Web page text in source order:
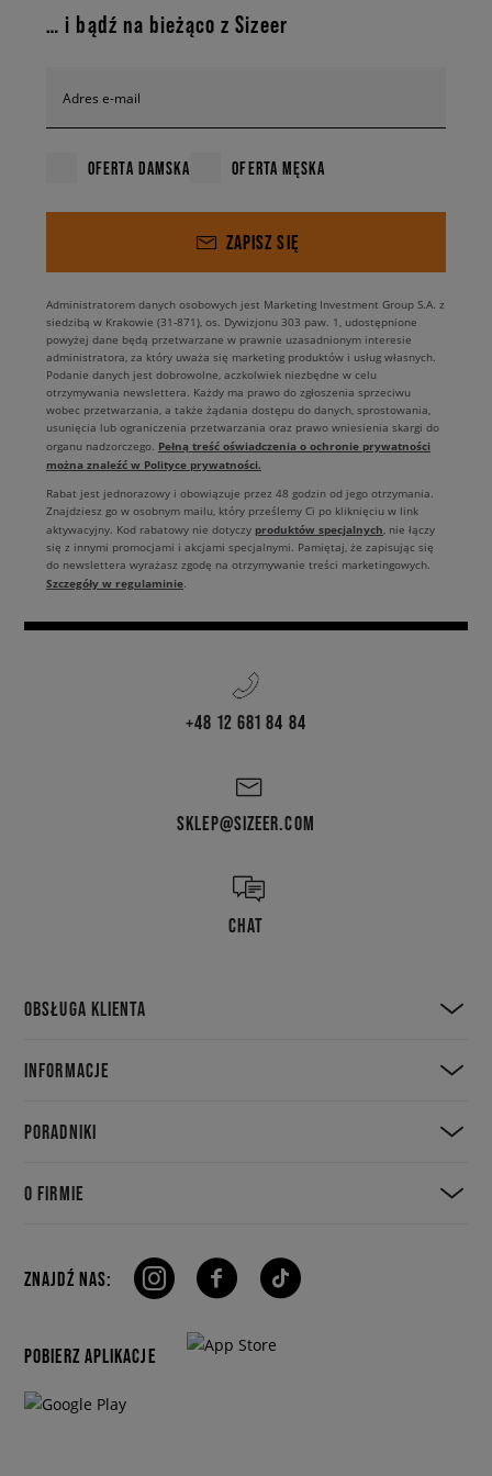
… i bądź na bieżąco z Sizeer
Adres e-mail
OFERTA DAMSKA OFERTA MĘSKA
ZAPISZ SIĘ
Administratorem danych osobowych jest Marketing Investment Group S.A. z
siedzibą w Krakowie (31-871), os. Dywizjonu 303 paw. 1, udostępnione
powyżej dane będą przetwarzane w prawnie uzasadnionym interesie
administratora, za który uważa się marketing produktów i usług własnych.
Podanie danych jest dobrowolne, aczkolwiek niezbędne w celu
otrzymywania newslettera. Każdy ma prawo do zgłoszenia sprzeciwu
wobec przetwarzania, a także żądania dostępu do danych, sprostowania,
usunięcia lub ograniczenia przetwarzania oraz prawo wniesienia skargi do
organu nadzorczego. Pełną treść oświadczenia o ochronie prywatności
można znaleźć w Polityce prywatności.
Rabat jest jednorazowy i obowiązuje przez 48 godzin od jego otrzymania.
Znajdziesz go w osobnym mailu, który prześlemy Ci po kliknięciu w link
aktywacyjny. Kod rabatowy nie dotyczy produktów specjalnych, nie łączy
się z innymi promocjami i akcjami specjalnymi. Pamiętaj, że zapisując się
do newslettera wyrażasz zgodę na otrzymywanie treści marketingowych.
Szczegóły w regulaminie.
+48 12 681 84 84
SKLEP@SIZEER.COM
CHAT
OBSŁUGA KLIENTA
INFORMACJE
PORADNIKI
O FIRMIE
ZNAJDŹ NAS:
POBIERZ APLIKACJE